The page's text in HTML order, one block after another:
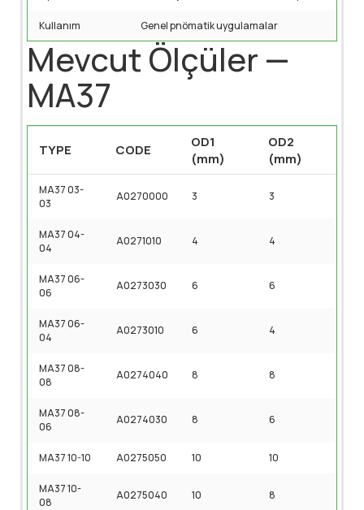
Kullanım Genel pnömatik uygulamalar
Mevcut Ölçüler —
MA37
TYPE CODE
OD1
(mm)
OD2
(mm)
MA37 03-
03
A0270000 3 3
MA37 04-
04
A0271010 4 4
MA37 06-
06
A0273030 6 6
MA37 06-
04
A0273010 6 4
MA37 08-
08
A0274040 8 8
MA37 08-
06
A0274030 8 6
MA37 10-10 A0275050 10 10
MA37 10-
08
A0275040 10 8